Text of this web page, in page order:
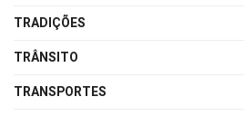
TRADIÇÕES
TRÂNSITO
TRANSPORTES